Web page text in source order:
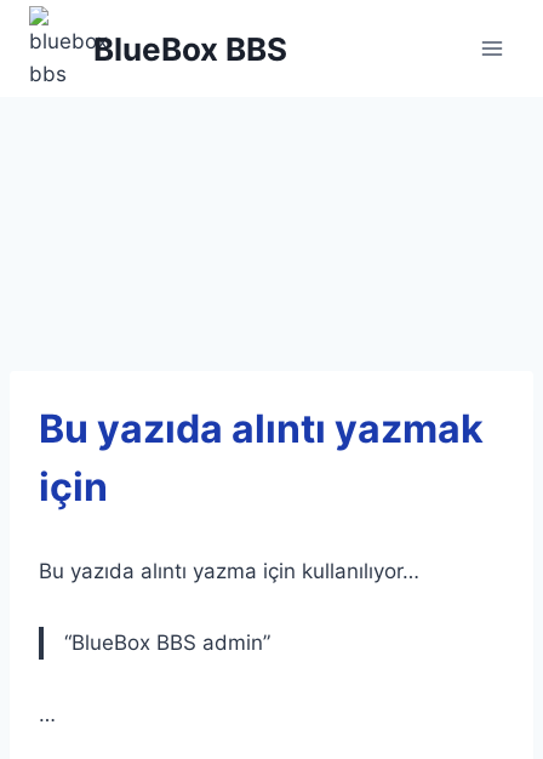
Skip
content
BlueBox BBS
Bu yazıda alıntı yazmak
için
Bu yazıda alıntı yazma için kullanılıyor…
“BlueBox BBS admin”
…